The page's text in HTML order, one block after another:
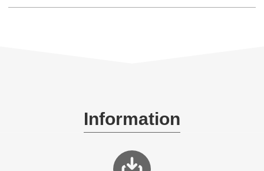
Information